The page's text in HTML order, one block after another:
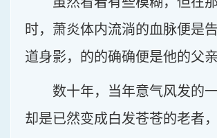
时，萧炎体内流淌的血脉便是
道身影，的的确确便是他的父亲
数十年，当年意气风发的一
却是已然变成白发苍苍的老者